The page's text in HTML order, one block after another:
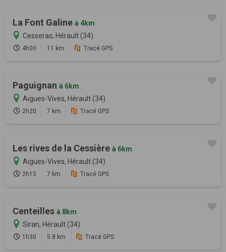
La Font Galine à 4km
Cesseras, Hérault (34)
4h00 11 km Tracé GPS
Paguignan à 6km
Aigues-Vives, Hérault (34)
2h20 7 km Tracé GPS
Les rives de la Cessière à 6km
Aigues-Vives, Hérault (34)
2h15 7 km Tracé GPS
Centeilles à 8km
Siran, Hérault (34)
1h30 5.8 km Tracé GPS